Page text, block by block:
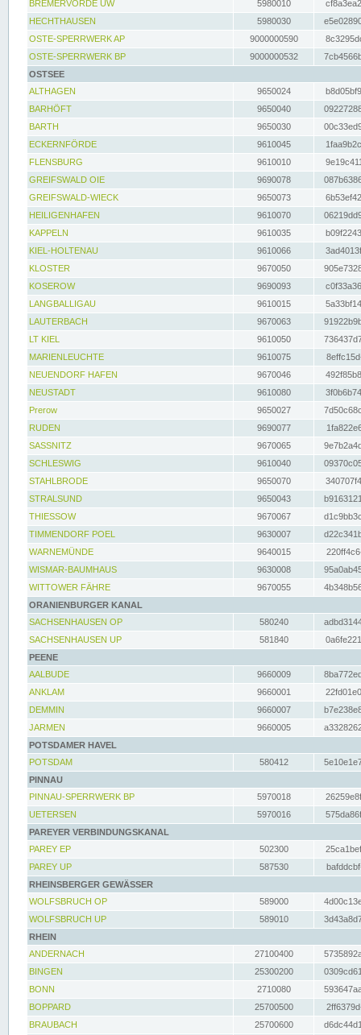
BREMERVÖRDE UW
5980010
HECHTHAUSEN
5980030
OSTE-SPERRWERK AP
9000000590
OSTE-SPERRWERK BP
9000000532
OSTSEE
ALTHAGEN
9650024
BARHÖFT
9650040
BARTH
9650030
ECKERNFÖRDE
9610045
FLENSBURG
9610010
GREIFSWALD OIE
9690078
GREIFSWALD-WIECK
9650073
HEILIGENHAFEN
9610070
KAPPELN
9610035
KIEL-HOLTENAU
9610066
KLOSTER
9670050
KOSEROW
9690093
LANGBALLIGAU
9610015
LAUTERBACH
9670063
LT KIEL
9610050
MARIENLEUCHTE
9610075
NEUENDORF HAFEN
9670046
NEUSTADT
9610080
Prerow
9650027
RUDEN
9690077
SASSNITZ
9670065
SCHLESWIG
9610040
STAHLBRODE
9650070
STRALSUND
9650043
THIESSOW
9670067
TIMMENDORF POEL
9630007
WARNEMÜNDE
9640015
WISMAR-BAUMHAUS
9630008
WITTOWER FÄHRE
9670055
ORANIENBURGER KANAL
SACHSENHAUSEN OP
580240
SACHSENHAUSEN UP
581840
PEENE
AALBUDE
9660009
ANKLAM
9660001
DEMMIN
9660007
JARMEN
9660005
POTSDAMER HAVEL
POTSDAM
580412
PINNAU
PINNAU-SPERRWERK BP
5970018
UETERSEN
5970016
PAREYER VERBINDUNGSKANAL
PAREY EP
502300
PAREY UP
587530
RHEINSBERGER GEWÄSSER
WOLFSBRUCH OP
589000
WOLFSBRUCH UP
589010
RHEIN
ANDERNACH
27100400
BINGEN
25300200
BONN
2710080
BOPPARD
25700500
BRAUBACH
25700600